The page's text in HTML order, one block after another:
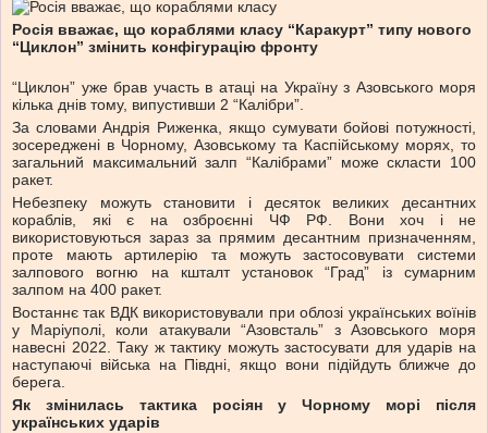
Росія вважає, що кораблями класу “Каракурт” типу нового
“Циклон” змінить конфігурацію фронту
“Циклон” уже брав участь в атаці на Україну з Азовського моря
кілька днів тому, випустивши 2 “Калібри”.
За словами Андрія Риженка, якщо сумувати бойові потужності,
зосереджені в Чорному, Азовському та Каспійському морях, то
загальний максимальний залп “Калібрами” може скласти 100
ракет.
Небезпеку можуть становити і десяток великих десантних
кораблів, які є на озброєнні ЧФ РФ. Вони хоч і не
використовуються зараз за прямим десантним призначенням,
проте мають артилерію та можуть застосовувати системи
залпового вогню на кшталт установок “Град” із сумарним
залпом на 400 ракет.
Востаннє так ВДК використовували при облозі українських воїнів
у Маріуполі, коли атакували “Азовсталь” з Азовського моря
навесні 2022. Таку ж тактику можуть застосувати для ударів на
наступаючі війська на Півдні, якщо вони підійдуть ближче до
берега.
Як змінилась тактика росіян у Чорному морі після
українських ударів